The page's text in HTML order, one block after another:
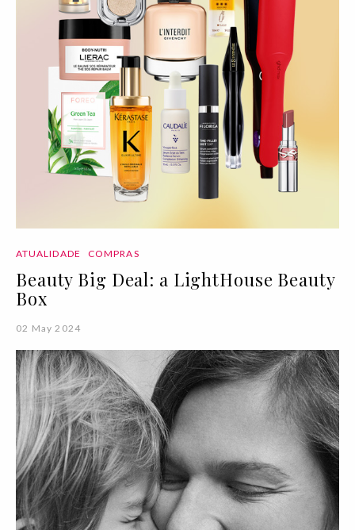
ATUALIDADE COMPRAS
Beauty Big Deal: a LightHouse Beauty
Box
02 May 2024